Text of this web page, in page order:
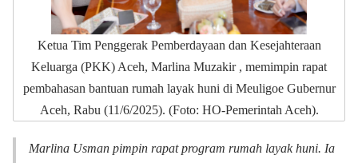
Ketua Tim Penggerak Pemberdayaan dan Kesejahteraan
Keluarga (PKK) Aceh, Marlina Muzakir , memimpin rapat
pembahasan bantuan rumah layak huni di Meuligoe Gubernur
Aceh, Rabu (11/6/2025). (Foto: HO-Pemerintah Aceh).
Marlina Usman pimpin rapat program rumah layak huni. Ia